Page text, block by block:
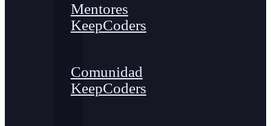
Mentores
KeepCoders
Comunidad
KeepCoders